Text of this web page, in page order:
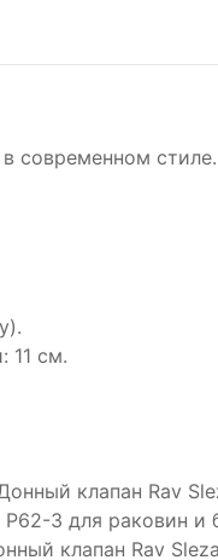
современном стиле.
11 см.
клапан Rav
3 для раковин и
клапан Rav